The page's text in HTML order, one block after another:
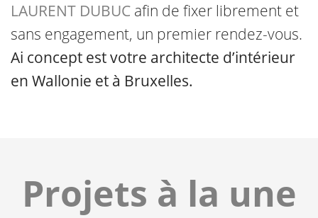
LAURENT DUBUC afin de fixer librement et
sans engagement, un premier rendez-vous.
Ai concept est votre architecte d’intérieur
en Wallonie et à Bruxelles.
Projets à la une